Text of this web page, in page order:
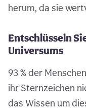
herum, da sie
Entschlüsseln
Universums
93 % der
ihr Sternzeichen
das Wissen um